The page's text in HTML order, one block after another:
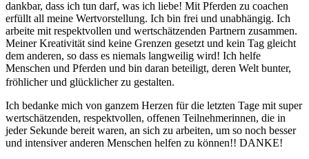
dankbar, dass ich tun darf, was ich liebe! Mit Pferden zu coachen
erfüllt all meine Wertvorstellung. Ich bin frei und unabhängig. Ich
arbeite mit respektvollen und wertschätzenden Partnern zusammen.
Meiner Kreativität sind keine Grenzen gesetzt und kein Tag gleicht
dem anderen, so dass es niemals langweilig wird! Ich helfe
Menschen und Pferden und bin daran beteiligt, deren Welt bunter,
fröhlicher und glücklicher zu gestalten.
Ich bedanke mich von ganzem Herzen für die letzten Tage mit super
wertschätzenden, respektvollen, offenen Teilnehmerinnen, die in
jeder Sekunde bereit waren, an sich zu arbeiten, um so noch besser
und intensiver anderen Menschen helfen zu können!! DANKE!